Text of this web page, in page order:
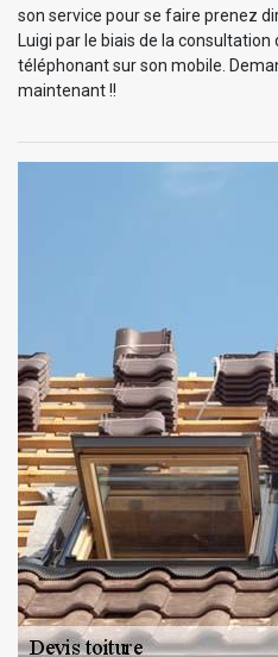
son service pour se faire prenez
Luigi par le biais de la
téléphonant sur son mobile.
maintenant !!